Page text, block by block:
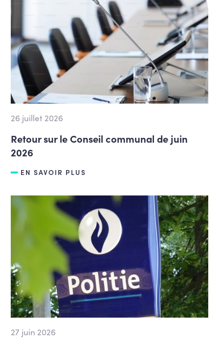
26 juillet 2026
Retour sur le Conseil communal de juin
2026
EN SAVOIR PLUS
27 juin 2026